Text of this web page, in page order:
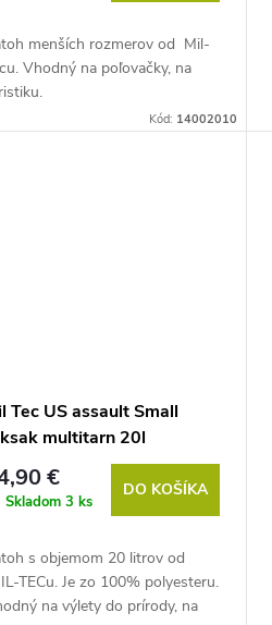
menších rozmerov od Mil-
Vhodný na poľovačky, na
Kód: 14002010
Tec US assault Small
multitarn 20l
€
Skladom 3 ks
DO KOŠÍKA
s objemom 20 litrov od
TECu. Je zo 100% polyesteru.
na výlety do prírody, na